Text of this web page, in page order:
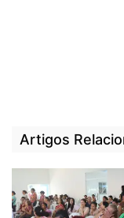
o hospital se
Navio
Artigos